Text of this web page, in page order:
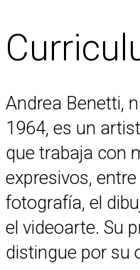
Andrea Benetti,
1964, es un
que trabaja con
expresivos,
fotografía, el
el videoarte. Su
distingue por su